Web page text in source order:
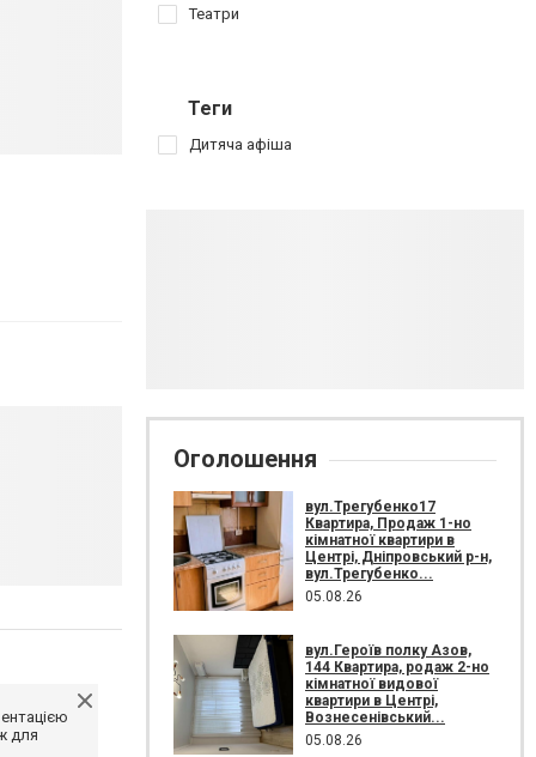
для
Театри
Теги
Дитяча афіша
Оголошення
вул.Трегубенко17
Квартира, Продаж 1-но
кімнатної квартири в
Центрі, Дніпровський р-н,
вул.Трегубенко...
05.08.26
вул.Героїв полку Азов,
144 Квартира, родаж 2-но
кімнатної видової
квартири в Центрі,
Вознесенівський...
05.08.26